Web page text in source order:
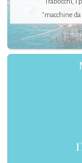
"macchine